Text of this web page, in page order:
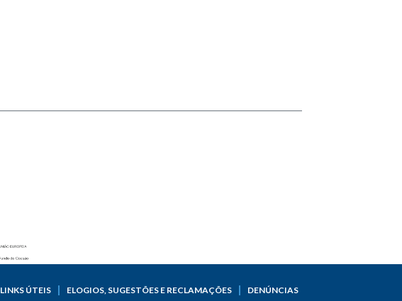
LINKS ÚTEIS ELOGIOS, SUGESTÕES E RECLAMAÇÕES DENÚNCIAS